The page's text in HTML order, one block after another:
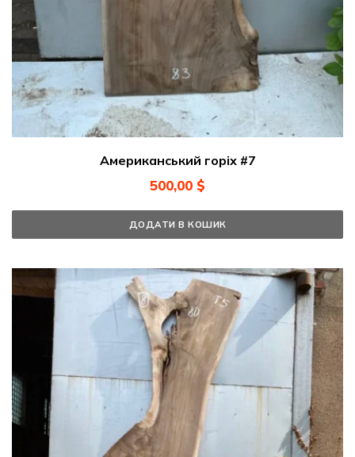
Американський горіх #7
500,00 $
ДОДАТИ В КОШИК